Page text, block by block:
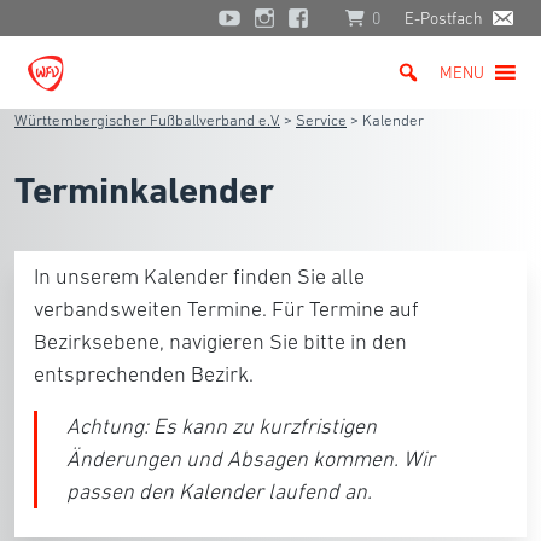
0 E-Postfach
MENU
Württembergischer Fußballverband e.V. > Service > Kalender
Terminkalender
In unserem Kalender finden Sie alle
verbandsweiten Termine. Für Termine auf
Bezirksebene, navigieren Sie bitte in den
entsprechenden Bezirk.
Achtung:Es kann zu kurzfristigen
Änderungen und Absagen kommen. Wir
passen den Kalender laufend an.